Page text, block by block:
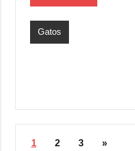
Gatos
Paginação
1 2 3 Post
»